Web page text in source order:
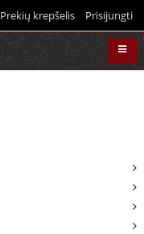
Prekių krepšelis Prisijungti